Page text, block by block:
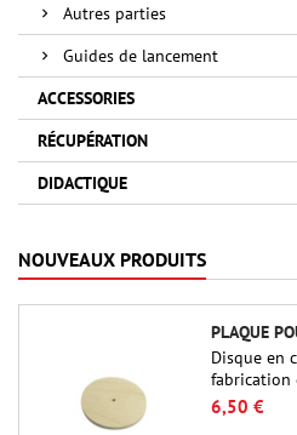
Autres parties
Guides de lancement
ACCESSORIES
RÉCUPÉRATION
DIDACTIQUE
NOUVEAUX PRODUITS
Disque en
fabrication
raccords
Missiles
6,50 €